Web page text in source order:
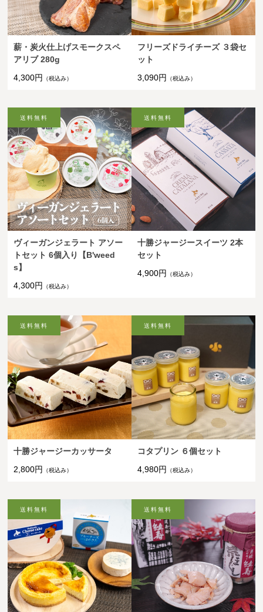
薪・炭火仕上げスモークスペ
アリブ 280g
4,300円
（税込み）
フリーズドライチーズ ３袋セ
ット
3,090円
（税込み）
ヴィーガンジェラート アソー
トセット 6個入り【B'weed
s】
4,300円
（税込み）
十勝ジャージースイーツ 2本
セット
4,900円
（税込み）
十勝ジャージーカッサータ
2,800円
（税込み）
コタプリン ６個セット
4,980円
（税込み）